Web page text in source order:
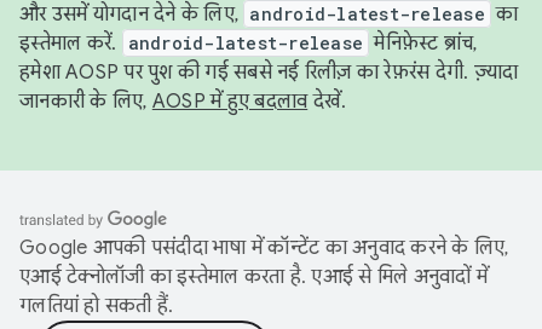
और उसमें योगदान देने के लिए, android-latest-release का
इस्तेमाल करें.
android-latest-release मेनिफ़ेस्ट ब्रांच,
हमेशा AOSP पर पुश की गई सबसे नई रिलीज़ का रेफ़रंस देगी. ज़्यादा
जानकारी के लिए, AOSP में हुए बदलावदेखें.
Google आपकी पसंदीदा भाषा में कॉन्टेंट का अनुवाद करने के लिए,
एआई टेक्नोलॉजी का इस्तेमाल करता है. एआई से मिले अनुवादों में
गलतियां हो सकती हैं.